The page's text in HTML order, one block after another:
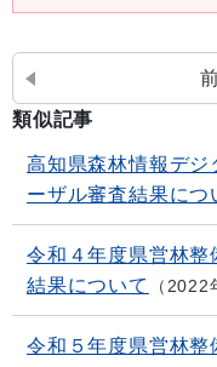
類似記事
高知県森林情報デジ
ーザル審査結果につ
令和４年度県営林整
結果について
2022
令和５年度県営林整